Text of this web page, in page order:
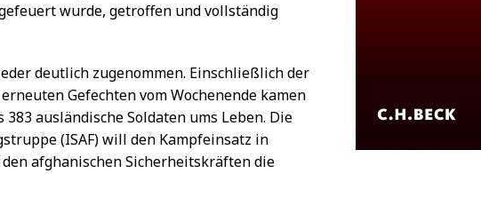
wurde, getroffen und vollständig
deutlich zugenommen. Einschließlich der
Gefechten vom Wochenende kamen
ausländische Soldaten ums Leben. Die
(ISAF) will den Kampfeinsatz in
afghanischen Sicherheitskräften die